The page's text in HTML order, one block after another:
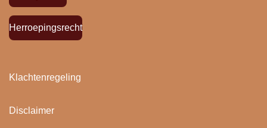
Herroepingsrecht
Klachtenregeling
Disclaimer